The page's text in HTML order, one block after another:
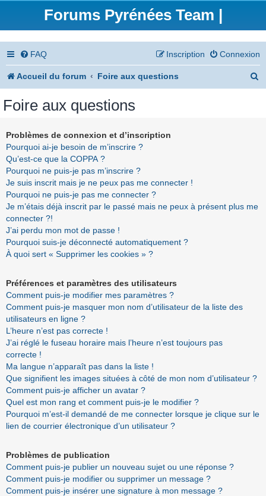
Forums Pyrénées Team |
FAQ Connexion
Inscription
Accueil du forum Foire aux questions
Foire aux questions
Problèmes de connexion et d’inscription
Pourquoi ai-je besoin de m’inscrire ?
Qu’est-ce que la COPPA ?
Pourquoi ne puis-je pas m’inscrire ?
Je suis inscrit mais je ne peux pas me connecter !
Pourquoi ne puis-je pas me connecter ?
Je m’étais déjà inscrit par le passé mais ne peux à présent plus me
connecter ?!
J’ai perdu mon mot de passe !
Pourquoi suis-je déconnecté automatiquement ?
À quoi sert « Supprimer les cookies » ?
Préférences et paramètres des utilisateurs
Comment puis-je modifier mes paramètres ?
Comment puis-je masquer mon nom d’utilisateur de la liste des
utilisateurs en ligne ?
L’heure n’est pas correcte !
J’ai réglé le fuseau horaire mais l’heure n’est toujours pas
correcte !
Ma langue n’apparaît pas dans la liste !
Que signifient les images situées à côté de mon nom d’utilisateur ?
Comment puis-je afficher un avatar ?
Quel est mon rang et comment puis-je le modifier ?
Pourquoi m’est-il demandé de me connecter lorsque je clique sur le
lien de courrier électronique d’un utilisateur ?
Problèmes de publication
Comment puis-je publier un nouveau sujet ou une réponse ?
Comment puis-je modifier ou supprimer un message ?
Comment puis-je insérer une signature à mon message ?